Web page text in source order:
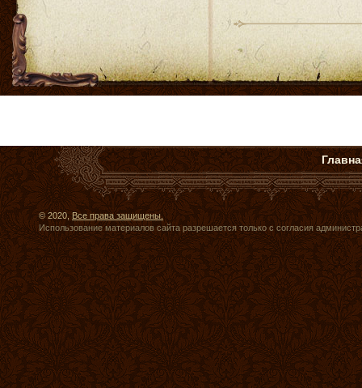
© 2020,Все права защищены.
Использование материалов сайта разрешается только с согласия